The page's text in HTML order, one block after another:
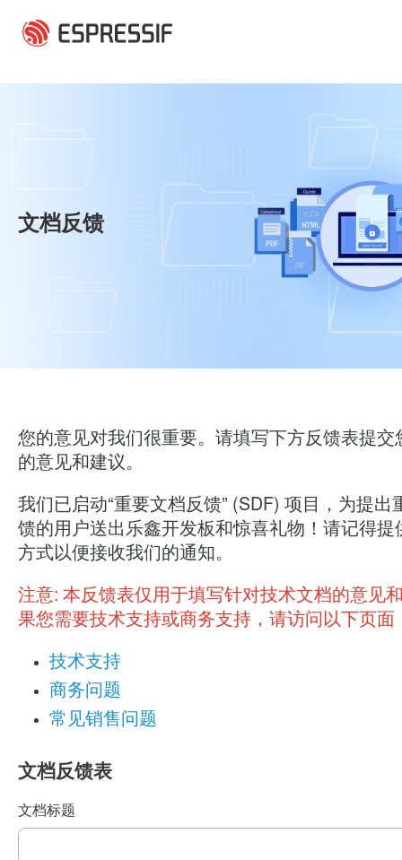
文档反馈
您的意见对我们很重要。请填写下方反馈表提交
的意见和建议。
我们已启动“重要文档反馈” (SDF) 项目，为提出
馈的用户送出乐鑫开发板和惊喜礼物！请记得提
方式以便接收我们的通知。
注意: 本反馈表仅用于填写针对技术文档的意见
果您需要技术支持或商务支持，请访问以下页面
技术支持
商务问题
常见销售问题
文档反馈表
文档标题